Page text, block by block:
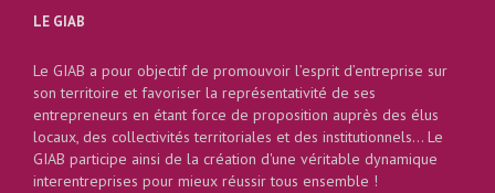
LE GIAB
Le GIAB a pour objectif de promouvoir l’esprit d’entreprise sur
son territoire et favoriser la représentativité de ses
entrepreneurs en étant force de proposition auprès des élus
locaux, des collectivités territoriales et des institutionnels... Le
GIAB participe ainsi de la création d'une véritable dynamique
interentreprises pour mieux réussir tous ensemble !